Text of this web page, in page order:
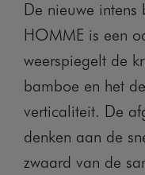
De nieuwe
HOMME is een
weerspiegelt de
bamboe en het
verticaliteit. De
denken aan de
zwaard van de